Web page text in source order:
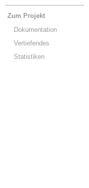
Zum Projekt
Dokumentation
Vertiefendes
Statistiken